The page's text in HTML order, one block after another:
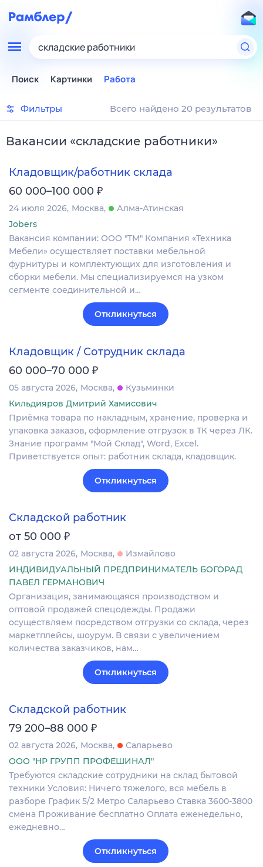
складские работники
Поиск Картинки Работа
Фильтры Всего найдено 20 результатов
Вакансии «складские работники»
Кладовщик/работник склада
60 000–100 000 ₽
24 июля 2026 Москва
Алма-Атинская
Jobers
Вакансия компании: ООО "ТМ" Компания «Техника
Мебели» осуществляет поставки мебельной
фурнитуры и комплектующих для изготовления и
сборки мебели. Мы специализируемся на узком
сегменте соединительной и…
Откликнуться
Кладовщик / Сотрудник склада
60 000–70 000 ₽
05 августа 2026 Москва
Кузьминки
Кильдияров Дмитрий Хамисович
Приёмка товара по накладным, хранение, проверка и
упаковка заказов, оформление отгрузок в ТК через ЛК.
Знание программ "Мой Склад", Word, Excel.
Приветствуется опыт: работник склада, кладовщик.
Откликнуться
Складской работник
от 50 000 ₽
02 августа 2026 Москва
Измайлово
ИНДИВИДУАЛЬНЫЙ ПРЕДПРИНИМАТЕЛЬ БОГОРАД
ПАВЕЛ ГЕРМАНОВИЧ
Организация, занимающаяся производством и
оптовой продажей спецодежды. Продажи
осуществляем посредством отгрузки со склада, через
маркетплейсы, шоурум. В связи с увеличением
количества заказчиков, нам…
Откликнуться
Складской работник
79 200–88 000 ₽
02 августа 2026 Москва
Саларьево
ООО "НР ГРУПП ПРОФЕШИНАЛ"
Требуются складские сотрудники на склад бытовой
техники Условия: Ничего тяжелого, вся мебель в
разборе График 5/2 Метро Саларьево Ставка 3600-3800
смена Проживание бесплатно Оплата еженедельно,
ежедневно…
Откликнуться